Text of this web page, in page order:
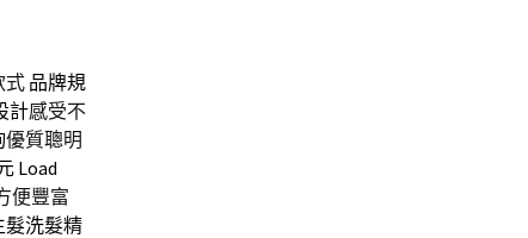
式 品牌規
計感受不
優質聰明
Load
便豐富
髮洗髮精